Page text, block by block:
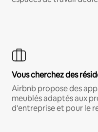
Vous cherchez des
Airbnb propose des
meublés adaptés aux
d'entreprise et pour le